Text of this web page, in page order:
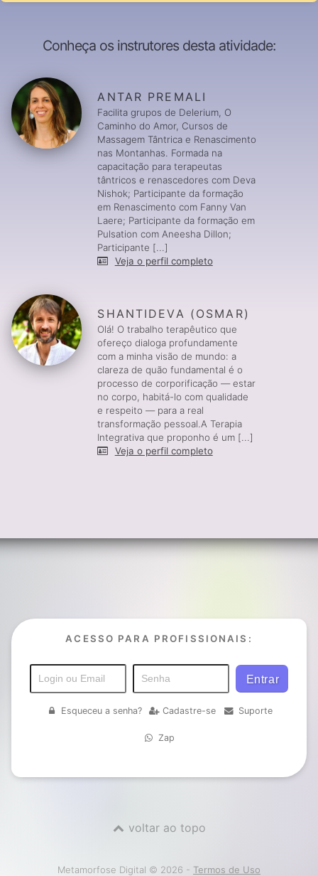
Conheça os instrutores desta atividade:
ANTAR PREMALI
Facilita grupos de Delerium, O
Caminho do Amor, Cursos de
Massagem Tântrica e Renascimento
nas Montanhas. Formada na
capacitação para terapeutas
tântricos e renascedores com Deva
Nishok; Participante da formação
em Renascimento com Fanny Van
Laere; Participante da formação em
Pulsation com Aneesha Dillon;
Participante [...]
Veja o perfil completo
SHANTIDEVA (OSMAR)
Olá! O trabalho terapêutico que
ofereço dialoga profundamente
com a minha visão de mundo: a
clareza de quão fundamental é o
processo de corporificação — estar
no corpo, habitá-lo com qualidade
e respeito — para a real
transformação pessoal.A Terapia
Integrativa que proponho é um [...]
Veja o perfil completo
ACESSO PARA PROFISSIONAIS:
Esqueceu a senha? Cadastre-se Suporte
Zap
voltar ao topo
Metamorfose Digital © 2026 - Termos de Uso